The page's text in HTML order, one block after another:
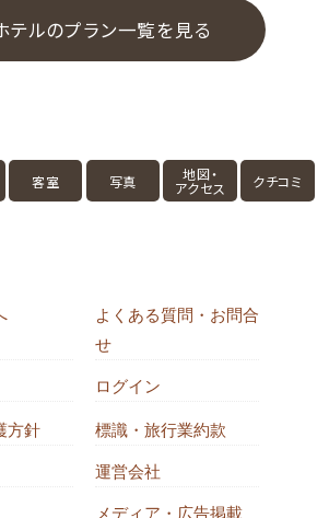
テルのプラン一覧を見る
客室 写真 地図・
アクセス クチコミ
よくある質問・お問合
せ
ログイン
方針 標識・旅行業約款
運営会社
メディア・広告掲載